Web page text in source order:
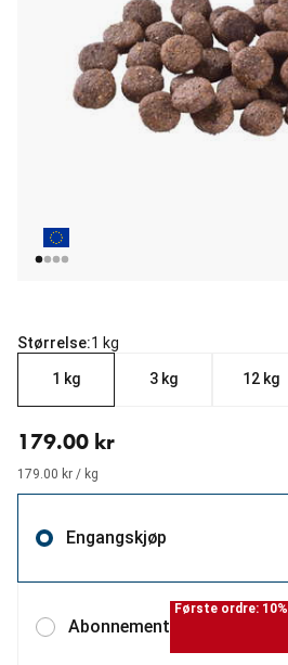
Størrelse:1 kg
1 kg 3 kg 12 kg
179.00 kr
179.00 kr / kg
Engangskjøp
Abonnement
Første ordre: 10%